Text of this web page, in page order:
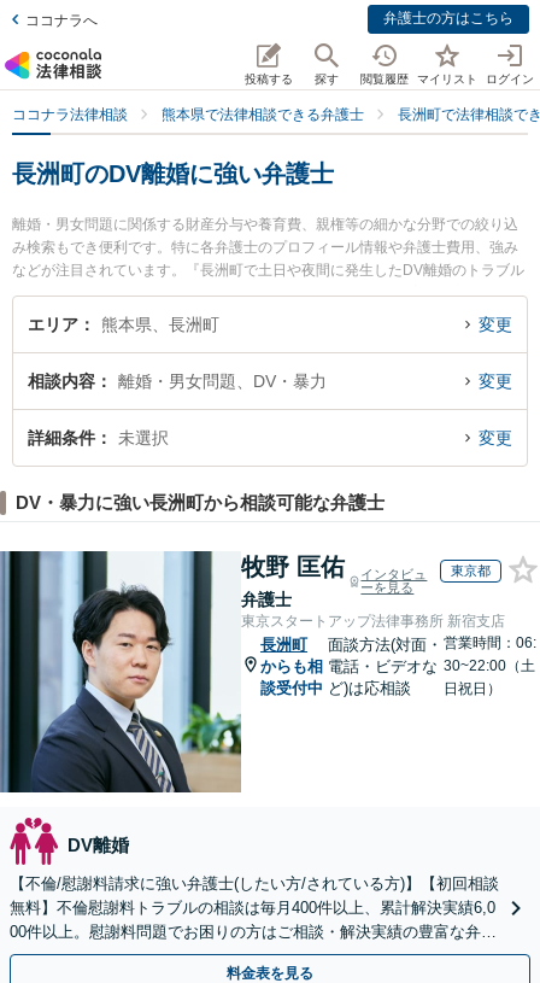
ココナラへ 弁護士の方はこちら
投稿する 探す 閲覧履歴 マイリスト ログイン
ココナラ法律相談 熊本県で法律相談できる弁護士 長洲町で法律相談で
長洲町のDV離婚に強い弁護士
離婚・男女問題に関係する財産分与や養育費、親権等の細かな分野での絞り込
み検索もでき便利です。特に各弁護士のプロフィール情報や弁護士費用、強み
などが注目されています。『長洲町で土日や夜間に発生したDV離婚のトラブル
を今すぐに弁護士に相談したい』『DV離婚のトラブル解決の実績豊富な近くの
弁護士を検索したい』『初回相談無料でDV離婚を法律相談できる長洲町内の弁
エリア 熊本県、長洲町 変更
相談内容 離婚・男女問題、DV・暴力 変更
詳細条件 未選択 変更
DV・暴力に強い長洲町から相談可能な弁護士
牧野 匡佑
弁護士
インタビュ
ーを見る
東京都
東京スタートアップ法律事務所 新宿支店
長洲町
からも相
談受付中
面談方法(対面・
電話・ビデオな
ど)は応相談
営業時間：06:
30~22:00（土
日祝日）
DV離婚
【不倫/慰謝料請求に強い弁護士(したい方/されている方)】【初回相談
無料】不倫慰謝料トラブルの相談は毎月400件以上、累計解決実績6,0
00件以上。慰謝料問題でお困りの方はご相談・解決実績の豊富な弁護
士による無料相談をご利用ください。
料金表を見る